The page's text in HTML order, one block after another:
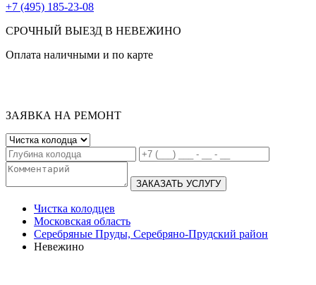
+7 (495) 185-23-08
СРОЧНЫЙ ВЫЕЗД В НЕВЕЖИНО
Оплата наличными и по карте
ЗАЯВКА НА РЕМОНТ
ЗАКАЗАТЬ УСЛУГУ
Чистка колодцев
Московская область
Серебряные Пруды, Серебряно-Прудский район
Невежино